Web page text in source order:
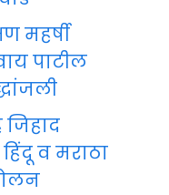
महर्षी
पाटील
व मराठा